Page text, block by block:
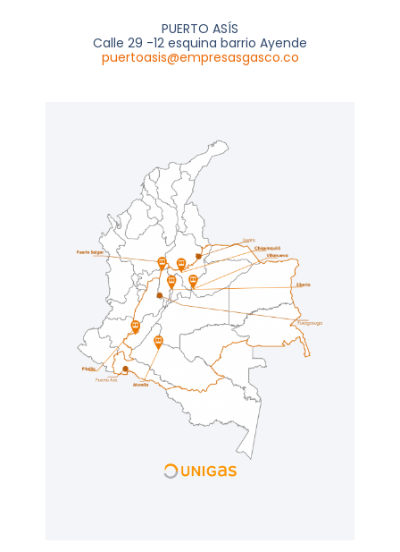
PUERTO ASÍS
Calle 29 -12 esquina barrio Ayende
puertoasis@empresasgasco.co